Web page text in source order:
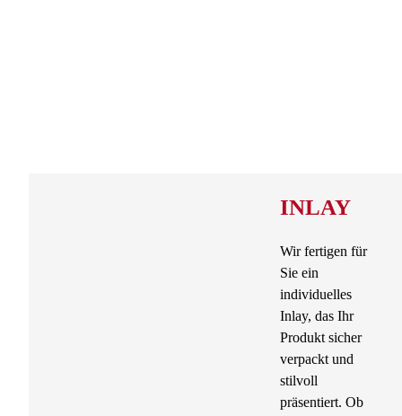
INLAY
Wir fertigen für
Sie ein
individuelles
Inlay, das Ihr
Produkt sicher
verpackt und
stilvoll
präsentiert. Ob